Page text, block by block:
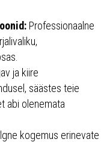
Professionaalne
ja kiire
säästes teie
abi olenemata
kogemus erinevate